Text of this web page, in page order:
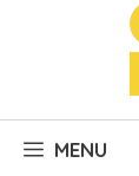
MENU